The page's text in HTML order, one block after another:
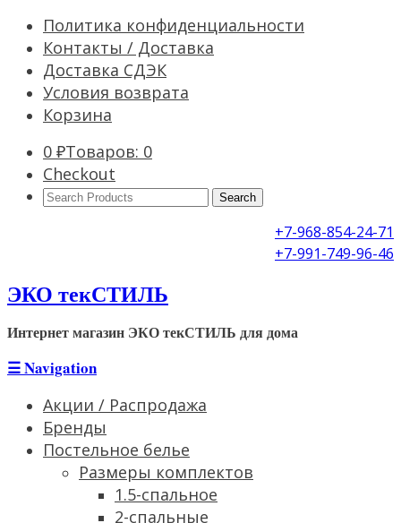
Политика конфиденциальности
Контакты / Доставка
Доставка СДЭК
Условия возврата
Корзина
0 ₽Товаров: 0
Checkout
Search
+7-968-854-24-71
+7-991-749-96-46
ЭКО текСТИЛЬ
Интернет магазин ЭКО текСТИЛЬ для дома
☰Navigation
Акции / Распродажа
Бренды
Постельное белье
Размеры комплектов
1.5-спальное
2-спальные